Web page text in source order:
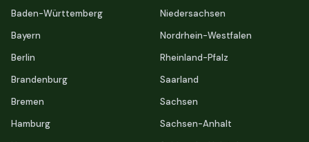
Baden-Württemberg
Bayern
Berlin
Brandenburg
Bremen
Hamburg
Niedersachsen
Nordrhein-Westfalen
Rheinland-Pfalz
Saarland
Sachsen
Sachsen-Anhalt